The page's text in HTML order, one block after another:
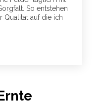
So entstehen
Qualität auf die ich